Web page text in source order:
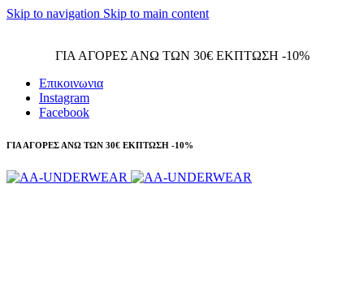
Skip to navigation Skip to main content
ΓΙΑ ΑΓΟΡΕΣ ΑΝΩ ΤΩΝ 30€ ΕΚΠΤΩΣΗ -10%
Επικοινωνια
Instagram
Facebook
ΓΙΑ ΑΓΟΡΕΣ ΑΝΩ ΤΩΝ 30€ ΕΚΠΤΩΣΗ -10%